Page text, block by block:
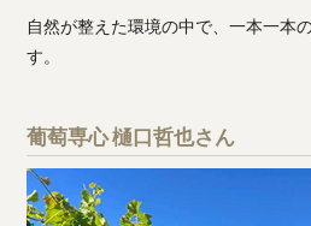
自然が整えた環境の中で、一本一本
す。
葡萄専心 樋口哲也さん